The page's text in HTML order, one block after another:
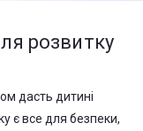
розвитку
дасть дитині
є все для безпеки,